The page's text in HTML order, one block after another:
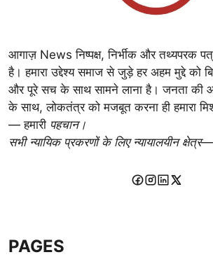
आगाज़ News निष्पक्ष, निर्भीक और तथ्यपरक
है। हमारा उद्देश्य समाज से जुड़े हर अहम मुद्दे को
और पूरे सच के साथ सामने लाना है। जनता की
के साथ, लोकतंत्र को मजबूत करना ही हमारा
— हमारी पहचान।
सभी न्यायिक प्रकरणों के लिए न्यायालयीन
PAGES